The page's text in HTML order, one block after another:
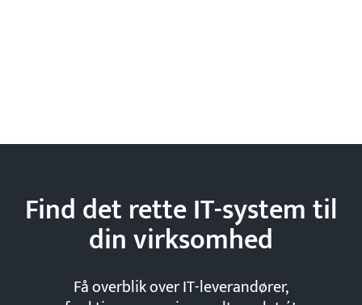
Find det rette IT-system til
dinvirksomhed
Få overblik over IT-leverandører,